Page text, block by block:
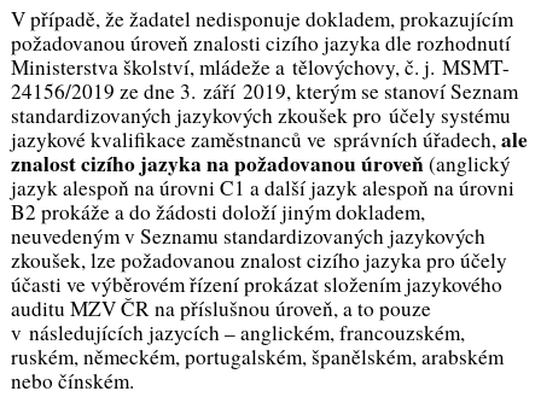
V případě, že žadatel nedisponuje dokladem, prokazujícím
požadovanou úroveň znalosti cizího jazyka dle rozhodnutí
Ministerstva školství, mládeže a tělovýchovy, č. j. MSMT-
24156/2019 ze dne 3. září 2019, kterým se stanoví Seznam
standardizovaných jazykových zkoušek pro účely systému
jazykové kvalifikace zaměstnanců ve správních úřadech,ale
znalost cizího jazyka na požadovanou úroveň(anglický
jazyk alespoň na úrovni C1 a další jazyk alespoň na úrovni
B2 prokáže a do žádosti doloží jiným dokladem,
neuvedeným v Seznamu standardizovaných jazykových
zkoušek, lze požadovanou znalost cizího jazyka pro účely
účasti ve výběrovém řízení prokázat složením jazykového
auditu MZV ČR na příslušnou úroveň, a to pouze
v následujících jazycích – anglickém, francouzském,
ruském, německém, portugalském, španělském, arabském
nebo čínském.